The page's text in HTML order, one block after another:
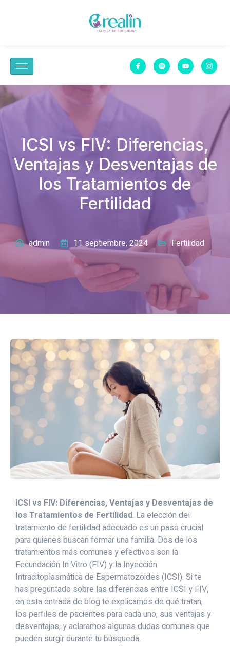
ICSI vs FIV: Diferencias,
Ventajas y Desventajas de
los Tratamientos de
Fertilidad
admin 11 septiembre, 2024 Fertilidad
ICSI vs FIV: Diferencias, Ventajas y Desventajas de
los Tratamientos de Fertilidad. La elección del
tratamiento de fertilidad adecuado es un paso crucial
para quienes buscan formar una familia. Dos de los
tratamientos más comunes y efectivos son la
Fecundación In Vitro (FIV) y la Inyección
Intracitoplasmática de Espermatozoides (ICSI). Si te
has preguntado sobre las diferencias entre ICSI y FIV,
en esta entrada de blog te explicamos de qué tratan,
los perfiles de pacientes para cada uno, sus ventajas y
desventajas, y aclaramos algunas dudas comunes que
pueden surgir durante tu búsqueda.